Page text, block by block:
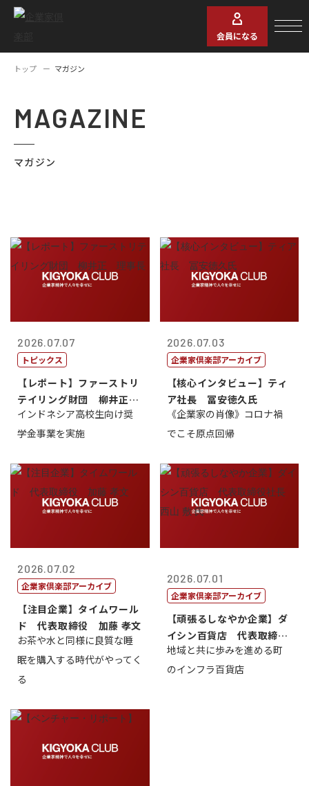
会員になる
トップ マガジン
MAGAZINE
マガジン
2026.07.07
トピックス
【レポート】ファーストリ
テイリング財団 柳井正
理事長
インドネシア高校生向け奨
学金事業を実施
2026.07.03
企業家倶楽部アーカイブ
【核心インタビュー】ティ
ア社長 冨安徳久氏
《企業家の肖像》コロナ禍
でこそ原点回帰
2026.07.02
企業家倶楽部アーカイブ
【注目企業】タイムワール
ド 代表取締役 加藤 孝文
お茶や水と同様に良質な睡
眠を購入する時代がやってく
る
2026.07.01
企業家倶楽部アーカイブ
【頑張るしなやか企業】ダ
イシン百貨店 代表取締役
社長 西山 ...
地域と共に歩みを進める町
のインフラ百貨店